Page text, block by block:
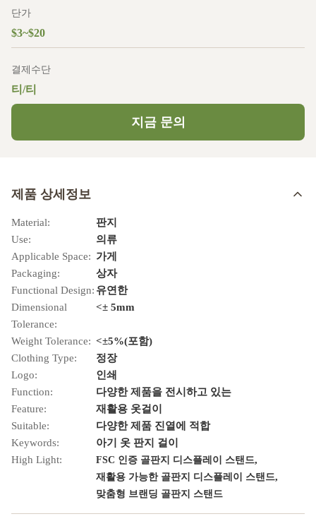
단가
$3~$20
결제수단
티/티
지금 문의
제품 상세정보
Material:
판지
Use:
의류
Applicable Space: 가게
Packaging:
상자
Functional Design: 유연한
Dimensional
Tolerance:
<± 5mm
Weight Tolerance: <±5%(포함)
Clothing Type:
정장
Logo:
인쇄
Function:
다양한 제품을 전시하고 있는
Feature:
재활용 옷걸이
Suitable:
다양한 제품 진열에 적합
Keywords:
아기 옷 판지 걸이
High Light:
FSC 인증 골판지 디스플레이 스탠드,
재활용 가능한 골판지 디스플레이 스탠드,
맞춤형 브랜딩 골판지 스탠드